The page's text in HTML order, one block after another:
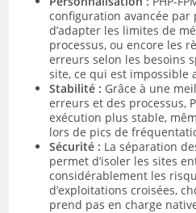
configuration avancée par
d’adapter les limites de
processus, ou encore les
erreurs selon les besoins
site, ce qui est impossible
Stabilité : Grâce à une
erreurs et des processus,
exécution plus stable,
lors de pics de
Sécurité : La séparation
permet d’isoler les sites
considérablement les
d’exploitations croisées,
prend pas en charge